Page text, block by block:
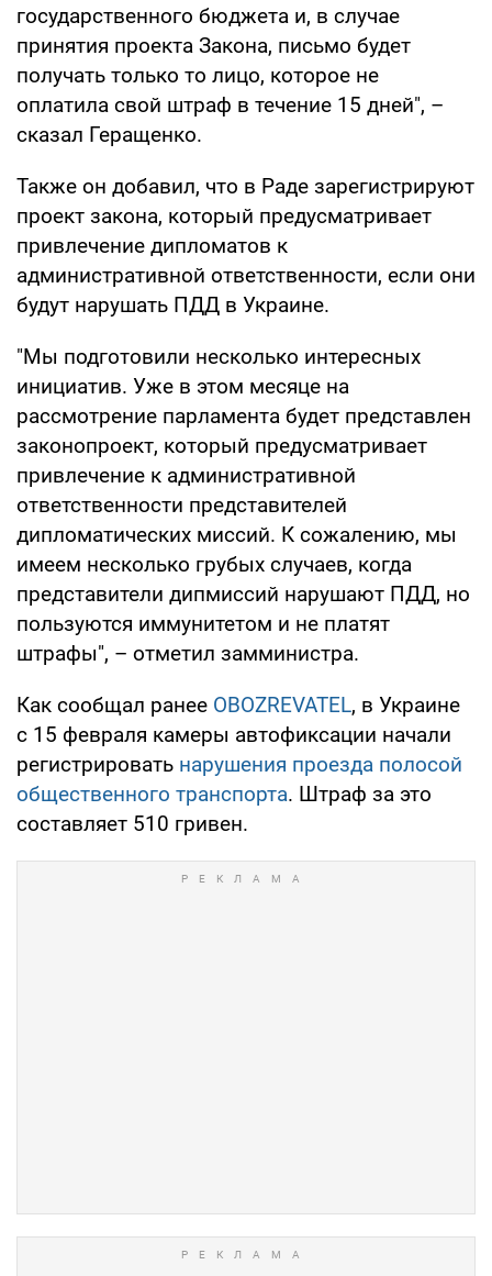
государственного бюджета и, в случае
принятия проекта Закона, письмо будет
получать только то лицо, которое не
оплатила свой штраф в течение 15 дней", –
сказал Геращенко.
Также он добавил, что в Раде зарегистрируют
проект закона, который предусматривает
привлечение дипломатов к
административной ответственности, если они
будут нарушать ПДД в Украине.
"Мы подготовили несколько интересных
инициатив. Уже в этом месяце на
рассмотрение парламента будет представлен
законопроект, который предусматривает
привлечение к административной
ответственности представителей
дипломатических миссий. К сожалению, мы
имеем несколько грубых случаев, когда
представители дипмиссий нарушают ПДД, но
пользуются иммунитетом и не платят
штрафы", – отметил замминистра.
Как сообщал ранее OBOZREVATEL, в Украине
с 15 февраля камеры автофиксации начали
регистрировать нарушения проезда полосой
общественного транспорта. Штраф за это
составляет 510 гривен.